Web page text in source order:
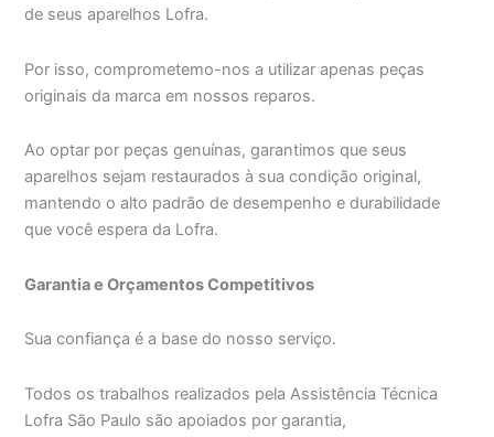
de seus aparelhos Lofra.
Por isso, comprometemo-nos a utilizar apenas peças
originais da marca em nossos reparos.
Ao optar por peças genuínas, garantimos que seus
aparelhos sejam restaurados à sua condição original,
mantendo o alto padrão de desempenho e durabilidade
que você espera da Lofra.
Garantia e Orçamentos Competitivos
Sua confiança é a base do nosso serviço.
Todos os trabalhos realizados pela Assistência Técnica
Lofra São Paulo são apoiados por garantia,